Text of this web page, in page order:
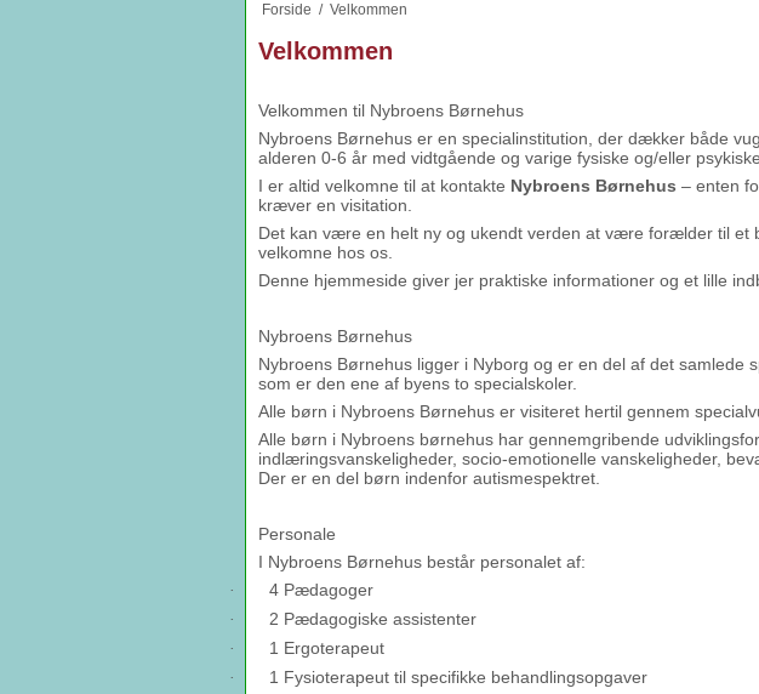
Forside / Velkommen
Velkommen
Velkommen til Nybroens Børnehus
Nybroens Børnehus er en specialinstitution, der dækker både
alderen 0-6 år med vidtgående og varige fysiske og/eller
I er altid velkomne til at kontakte Nybroens Børnehus – enten
kræver en visitation.
Det kan være en helt ny og ukendt verden at være forælder til
velkomne hos os.
Denne hjemmeside giver jer praktiske informationer og et lille
Nybroens Børnehus
Nybroens Børnehus ligger i Nyborg og er en del af det samlede
som er den ene af byens to specialskoler.
Alle børn i Nybroens Børnehus er visiteret hertil gennem
Alle børn i Nybroens børnehus har gennemgribende
indlæringsvanskeligheder, socio-emotionelle vanskeligheder,
Der er en del børn indenfor autismespektret.
Personale
I Nybroens Børnehus består personalet af:
· 4 Pædagoger
· 2 Pædagogiske assistenter
· 1 Ergoterapeut
· 1 Fysioterapeut til specifikke behandlingsopgaver